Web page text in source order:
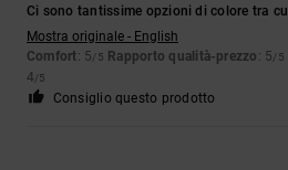
Ci sono tantissime opzioni di colore tra
Mostra originale - English
Comfort: 5/5 Rapporto qualità-prezzo : 5/5
4/5
Consiglio questo prodotto